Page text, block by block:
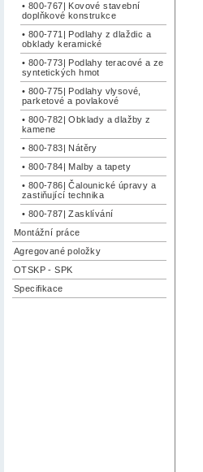
• 800-767| Kovové stavební
doplňkové konstrukce
• 800-771| Podlahy z dlaždic a
obklady keramické
• 800-773| Podlahy teracové a ze
syntetických hmot
• 800-775| Podlahy vlysové,
parketové a povlakové
• 800-782| Obklady a dlažby z
kamene
• 800-783| Nátěry
• 800-784| Malby a tapety
• 800-786| Čalounické úpravy a
zastiňující technika
• 800-787| Zasklívání
Montážní práce
Agregované položky
OTSKP - SPK
Specifikace